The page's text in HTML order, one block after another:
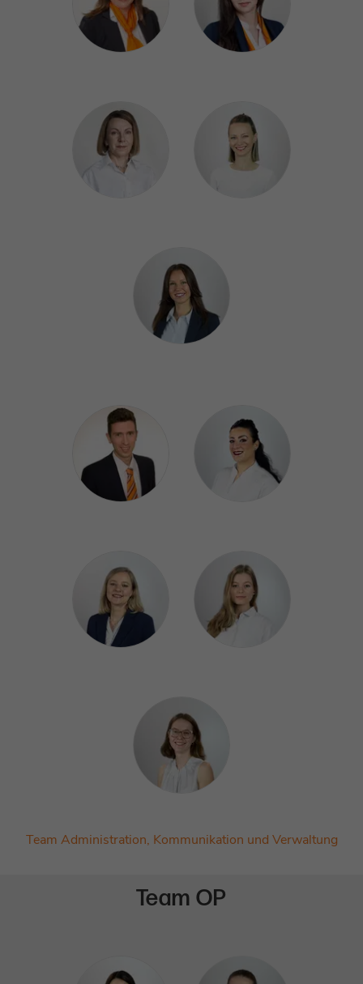
Team Administration, Kommunikation und Verwaltung
Team OP